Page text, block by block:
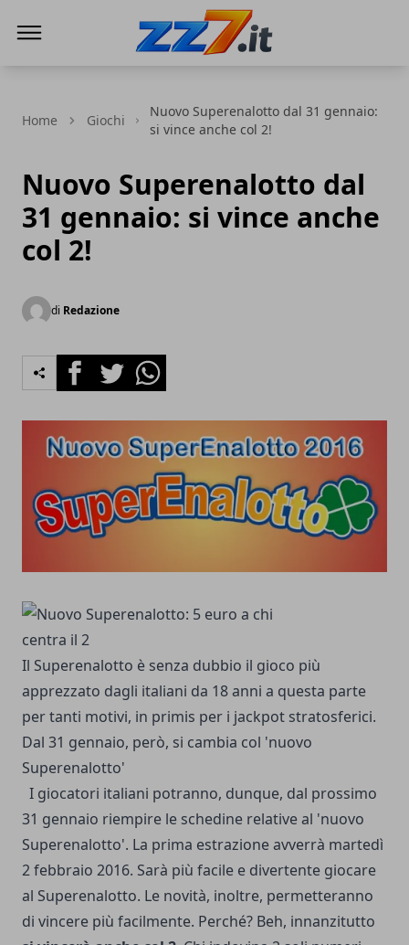
Home Giochi
Nuovo Superenalotto dal 31 gennaio:
si vince anche col 2!
Nuovo Superenalotto dal
31 gennaio: si vince anche
col 2!
di Redazione
FacebookTwitterWhatsapp
Il Superenalotto è senza dubbio il gioco più
apprezzato dagli italiani da 18 anni a questa parte
per tanti motivi, in primis per i jackpot stratosferici.
Dal 31 gennaio, però, si cambia col 'nuovo
Superenalotto'
I giocatori italiani potranno, dunque, dal prossimo
31 gennaio riempire le schedine relative al 'nuovo
Superenalotto'. La prima estrazione avverrà martedì
2 febbraio 2016. Sarà più facile e divertente giocare
al Superenalotto. Le novità, inoltre, permetteranno
di vincere più facilmente. Perché? Beh, innanzitutto